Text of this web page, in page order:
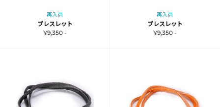
再入荷
ブレスレット
¥9,350 -
再入荷
ブレスレット
¥9,350 -